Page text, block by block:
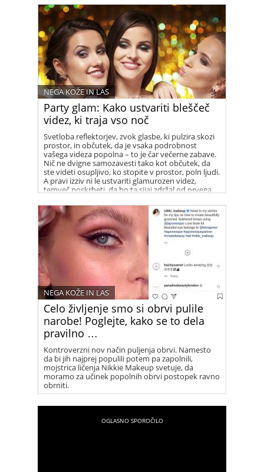
Party glam: Kako ustvariti bleščeč
videz, ki traja vso noč
NEGA KOŽE IN LAS
Svetloba reflektorjev, zvok glasbe, ki pulzira skozi
prostor, in občutek, da je vsaka podrobnost
vašega videza popolna – to je čar večerne zabave.
Nič ne dvigne samozavesti tako kot občutek, da
ste videti osupljivo, ko stopite v prostor, poln ljudi.
A pravi izziv ni le ustvariti glamurozen videz,
temveč poskrbeti, da bo ta sijaj zdržal od prvega
zori.
Celo življenje smo si obrvi pulile
narobe! Poglejte, kako se to dela
pravilno …
NEGA KOŽE IN LAS
Kontroverzni nov način puljenja obrvi. Namesto
da bi jih najprej populili potem pa zapolnili,
mojstrica ličenja Nikkie Makeup svetuje, da
moramo za učinek popolnih obrvi postopek ravno
obrniti.